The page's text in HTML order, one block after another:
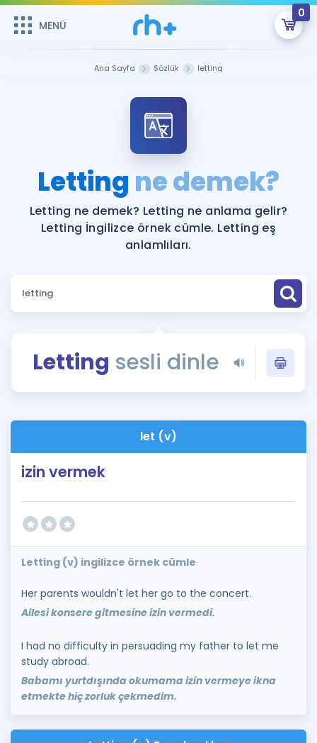
MENÜ
0
Şifremi Hatırlamıyorum
ÜYE DEĞİLİM
Sepetin Şu An Boş.
Remzi Hoca ile seni sınava hazırlayacak onlarca eğitim seni
bekliyor!
MENÜ
Katılımcı Görüşleri
Faydalı Araçlar
Sözlük
Rehberlik Aracı
ÖSYM Sınav Takvimi
Kampanyalar
Blog
Hakkımızda
Ana Sayfa Sözlük letting
Letting ne demek?
Letting ne demek? Letting ne anlama gelir?
Letting İngilizce örnek cümle. Letting eş
anlamlıları.
Letting sesli dinle
let (v)
izin vermek
Letting (v) ingilizce örnek cümle
Her parents wouldn't let her go to the concert.
Ailesi konsere gitmesine izin vermedi.
I had no difficulty in persuading my father to let me
study abroad.
Babamı yurtdışında okumama izin vermeye ikna
etmekte hiç zorluk çekmedim.